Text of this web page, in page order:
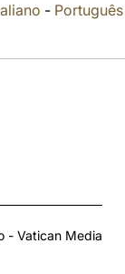
- Português
- Vatican Media